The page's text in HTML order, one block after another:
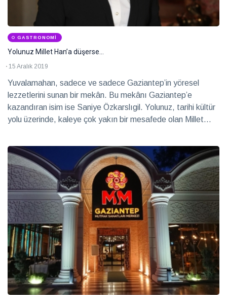
GASTRONOMI
Yolunuz Millet Han’a düşerse…
15 Aralık 2019
Yuvalamahan, sadece ve sadece Gaziantep’in yöresel
lezzetlerini sunan bir mekân. Bu mekânı Gaziantep’e
kazandıran isim ise Saniye Özkarslıgil. Yolunuz, tarihi kültür
yolu üzerinde, kaleye çok yakın bir mesafede olan Millet
gezmeye gelenlerin de uğramadan, lezzetlerini tatmadan
dönmediklerini ara not olarak belirtmekte fayda var…